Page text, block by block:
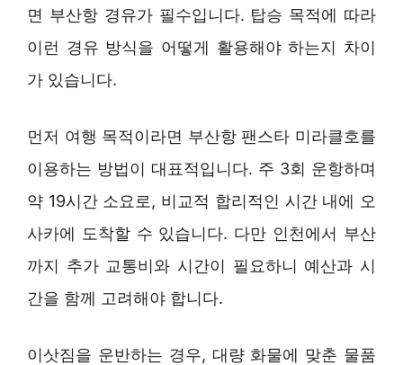
면 부산항 경유가 필수입니다. 탑승 목적에 따라
이런 경유 방식을 어떻게 활용해야 하는지 차이
가 있습니다.
먼저 여행 목적이라면 부산항 팬스타 미라클호를
이용하는 방법이 대표적입니다. 주 3회 운항하며
약 19시간 소요로, 비교적 합리적인 시간 내에 오
사카에 도착할 수 있습니다. 다만 인천에서 부산
까지 추가 교통비와 시간이 필요하니 예산과 시
간을 함께 고려해야 합니다.
이삿짐을 운반하는 경우, 대량 화물에 맞춘 물품